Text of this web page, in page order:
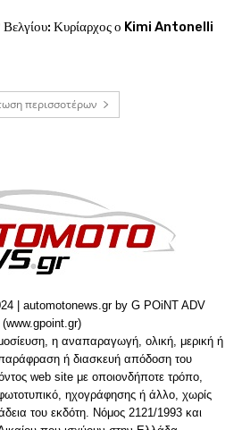
Βελγίου: Κυρίαρχος ο Kimi Antonelli
περισσοτέρων
| automotonews.gr by G POiNT ADV
(www.gpoint.gr)
η αναπαραγωγή, ολική, μερική ή
ή διασκευή απόδοση του
web site με οποιονδήποτε τρόπο,
ηχογράφησης ή άλλο, χωρίς
του εκδότη. Νόμος 2121/1993 και